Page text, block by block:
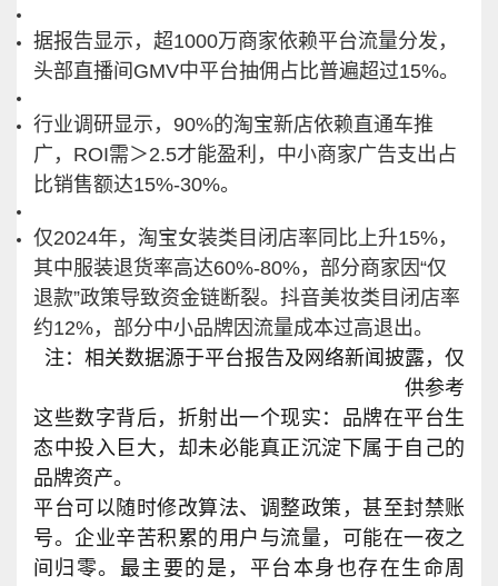
据报告显示，超1000万商家依赖平台流量分发，
头部直播间GMV中平台抽佣占比普遍超过15%。
行业调研显示，90%的淘宝新店依赖直通车推
广，ROI需＞2.5才能盈利，中小商家广告支出占
比销售额达15%-30%。
仅2024年，淘宝女装类目闭店率同比上升15%，
其中服装退货率高达60%-80%，部分商家因“仅
退款”政策导致资金链断裂。抖音美妆类目闭店率
约12%，部分中小品牌因流量成本过高退出。
注：相关数据源于平台报告及网络新闻披露，仅
供参考
这些数字背后，折射出一个现实：品牌在平台生
态中投入巨大，却未必能真正沉淀下属于自己的
品牌资产。
平台可以随时修改算法、调整政策，甚至封禁账
号。企业辛苦积累的用户与流量，可能在一夜之
间归零。最主要的是，平台本身也存在生命周